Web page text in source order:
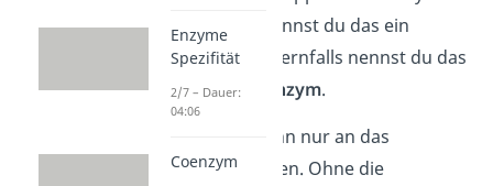
gebunden ist, nennst du das ein
Holoenzym. Andernfalls nennst du das
Enzym einApoenzym.
Das Substrat kann nur an das
Holoenzym binden. Ohne die
Enzyme
Spezifität
2/7 – Dauer:
04:06
Coenzym